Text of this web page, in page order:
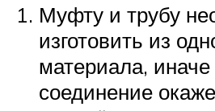
Муфту и трубу
изготовить из
материала,
соединение